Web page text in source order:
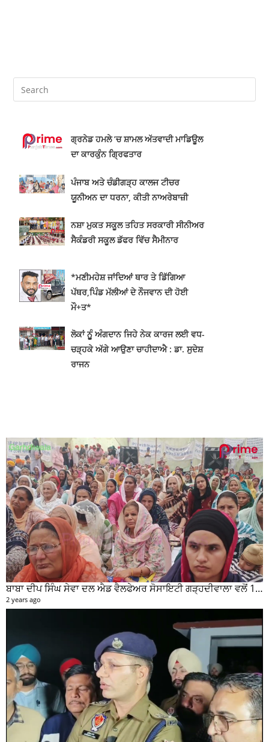
ਗ੍ਰਨੇਡ ਹਮਲੇ ’ਚ ਸ਼ਾਮਲ ਅੱਤਵਾਦੀ ਮਾਡਿਊਲ
ਦਾ ਕਾਰਕੁੰਨ ਗ੍ਰਿਫਤਾਰ
ਪੰਜਾਬ ਅਤੇ ਚੰਡੀਗੜ੍ਹ ਕਾਲਜ ਟੀਚਰ
ਯੂਨੀਅਨ ਦਾ ਧਰਨਾ, ਕੀਤੀ ਨਾਅਰੇਬਾਜ਼ੀ
ਨਸ਼ਾ ਮੁਕਤ ਸਕੂਲ ਤਹਿਤ ਸਰਕਾਰੀ ਸੀਨੀਅਰ
ਸੈਕੰਡਰੀ ਸਕੂਲ ਡੱਫਰ ਵਿੱਚ ਸੈਮੀਨਾਰ
*ਮਣੀਮਹੇਸ਼ ਜਾਂਦਿਆਂ ਥਾਰ ਤੇ ਡਿੱਗਿਆ
ਪੱਥਰ,ਪਿੰਡ ਮੱਲੀਆਂ ਦੇ ਨੌਜਵਾਨ ਦੀ ਹੋਈ
ਮੌ+ਤ*
ਲੋਕਾਂ ਨੂੂੰ ਅੰਗਦਾਨ ਜਿਹੇ ਨੇਕ ਕਾਰਜ ਲਈ ਵਧ-
ਚੜ੍ਹਕੇ ਅੱਗੇ ਆਉਣਾ ਚਾਹੀਦਾਐ : ਡਾ. ਸੁਦੇਸ਼
ਰਾਜਨ
ਬਾਬਾ ਦੀਪ ਸਿੰਘ ਸੇਵਾ ਦਲ ਐਡ ਵੈਲਫੇਅਰ ਸੋਸਾਇਟੀ ਗੜ੍ਹਦੀਵਾਲਾ ਵਲੋਂ 100 ਵਾਂ ਮਹੀਨਾਵਾਰ ਰਾਸ਼ਨ ਵੰਡ ਸਮਾਰੋਹ ਕਰਵਾਇਆ
2 years ago